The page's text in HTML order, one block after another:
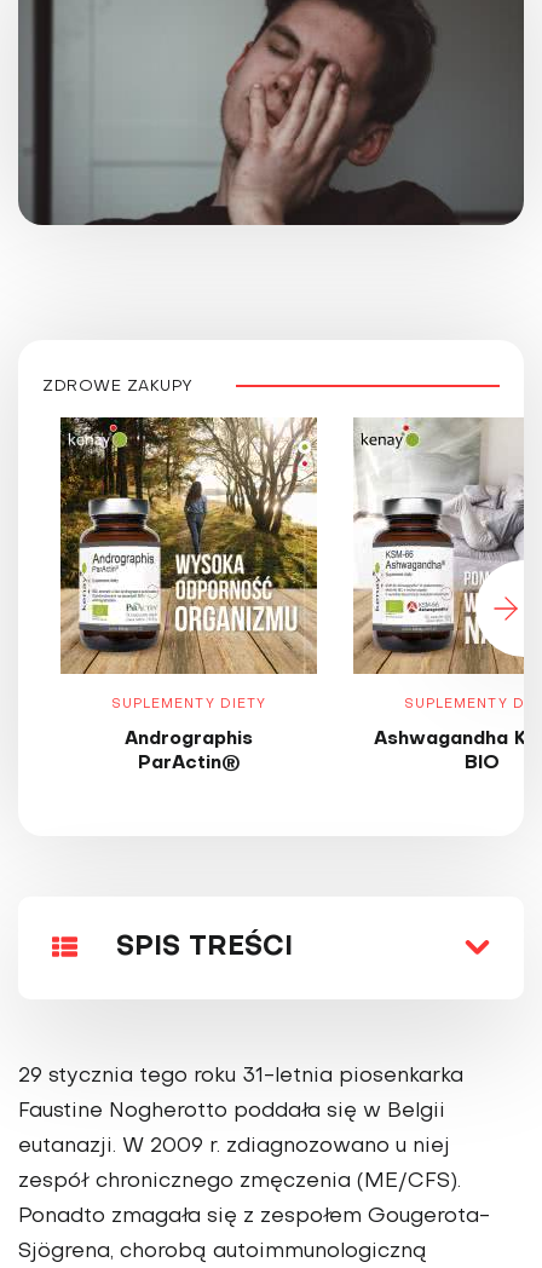
ZDROWE ZAKUPY
SUPLEMENTY DIETY
Andrographis
ParActin®
SUPLEMENTY
Ashwagandha
BIO
SPIS TREŚCI
29 stycznia tego roku 31-letnia piosenkarka
Faustine Nogherotto poddała się w Belgii
eutanazji. W 2009 r. zdiagnozowano u niej
zespół chronicznego zmęczenia (ME/CFS).
Ponadto zmagała się z zespołem Gougerota-
Sjögrena, chorobą autoimmunologiczną